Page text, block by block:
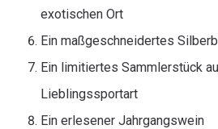
exotischen Ort
Ein maßgeschneidertes
Ein limitiertes Sammlerstück
Lieblingssportart
Ein erlesener Jahrgangswein